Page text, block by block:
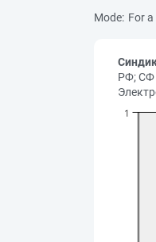
Mode: For
РФ; СФ